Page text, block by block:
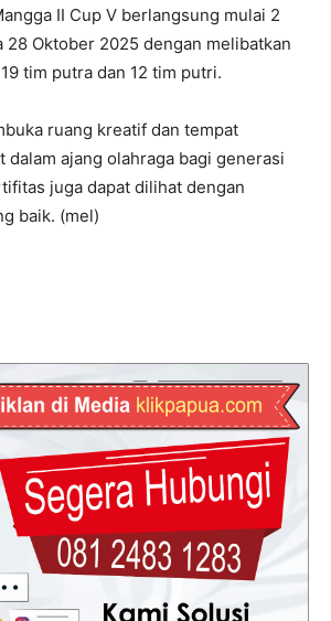
II Cup V berlangsung mulai 2
28 Oktober 2025 dengan melibatkan
tim putra dan 12 tim putri.
ruang kreatif dan tempat
dalam ajang olahraga bagi generasi
juga dapat dilihat dengan
baik. (mel)